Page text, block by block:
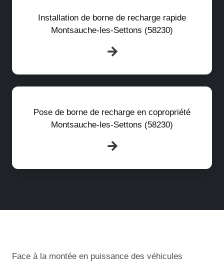
Installation de borne de recharge rapide
Montsauche-les-Settons (58230)
Pose de borne de recharge en copropriété
Montsauche-les-Settons (58230)
Face à la montée en puissance des véhicules